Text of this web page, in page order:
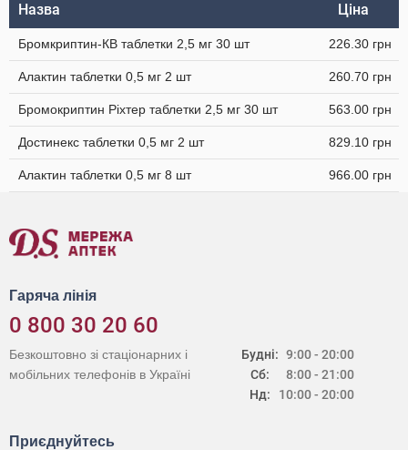
Назва Ціна
Бромкриптин-КВ таблетки 2,5 мг 30 шт 226.30 грн
Алактин таблетки 0,5 мг 2 шт 260.70 грн
Бромокриптин Ріхтер таблетки 2,5 мг 30 шт 563.00 грн
Достинекс таблетки 0,5 мг 2 шт 829.10 грн
Алактин таблетки 0,5 мг 8 шт 966.00 грн
Гаряча лінія
0 800 30 20 60
Будні:
Сб:
Нд:
9:00 - 20:00
8:00 - 21:00
10:00 - 20:00
Безкоштовно зі стаціонарних і
мобільних телефонів в Україні
Приєднуйтесь